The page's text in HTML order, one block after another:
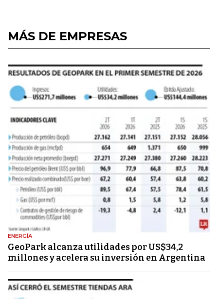
MÁS DE EMPRESAS
ENERGÍA
GeoPark alcanza utilidades por US$34,2
millones y acelera su inversión en Argentina